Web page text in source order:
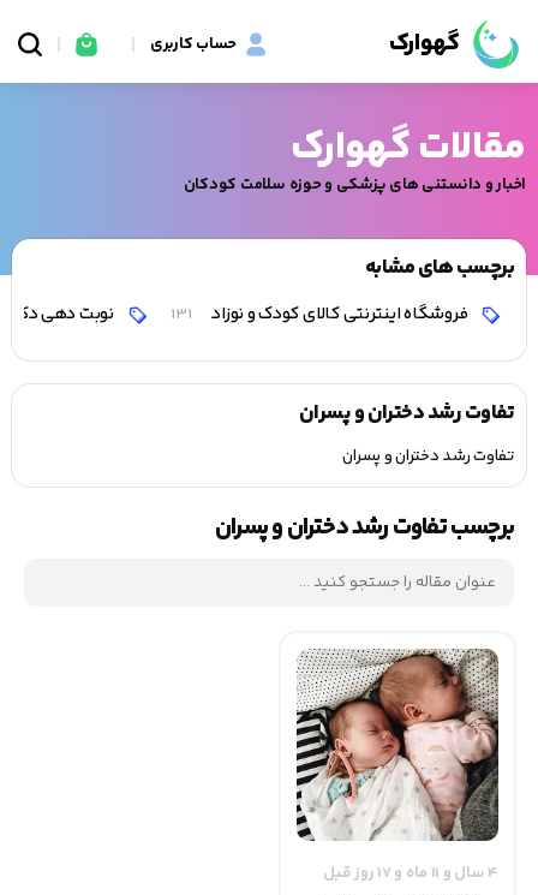
گهوارک حساب کاربری
مقالات گهوارک
اخبار و دانستنی های پزشکی و حوزه سلامت کودکان
برچسب های مشابه
فروشگاه اینترنتی کالای کودک و نوزاد 131 نوبت دهی
تفاوت رشد دختران و پسران
تفاوت رشد دختران و پسران
برچسب تفاوت رشد دختران و پسران
4 سال و 11 ماه و 17 روز قبل